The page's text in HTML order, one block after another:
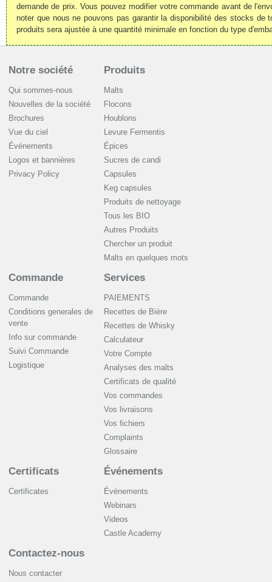
demande de prix. Vous pouvez modifier votre commande avant de
noter que nous ne pouvons pas garantir la disponibilité des stocks de
produits sera ajustée à une quantité minimale en fonction du type
Notre société
Qui sommes-nous
Nouvelles de la société
Brochures
Vue du ciel
Événements
Logos et bannières
Privacy Policy
Produits
Malts
Flocons
Houblons
Levure Fermentis
Épices
Sucres de candi
Capsules
Keg capsules
Produits de nettoyage
Tous les BIO
Autres Produits
Chercher un produit
Malts en quelques mots
Commande
Commande
Conditions generales de
vente
Info sur commande
Suivi Commande
Logistique
Services
PAIEMENTS
Recettes de Bière
Recettes de Whisky
Сalculateur
Votre Compte
Analyses des malts
Certificats de qualité
Vos commandes
Vos livraisons
Vos fichiers
Complaints
Glossaire
Certificats
Certificates
Événements
Événements
Webinars
Videos
Castle Academy
Contactez-nous
Nous contacter